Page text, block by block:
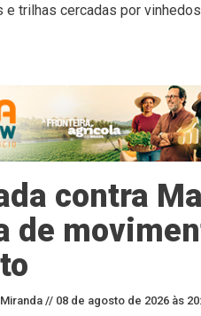
trilhas cercadas por
contra
de
// 08 de agosto de 2026 às